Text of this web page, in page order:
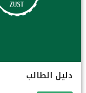
دليل الطالب